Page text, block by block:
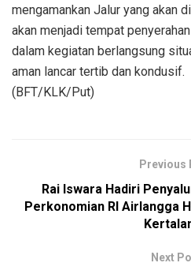
mengamankan Jalur yang akan
akan menjadi tempat
dalam kegiatan berlangsung
aman lancar tertib dan kondusif.
(BFT/KLK/Put)
Previous
Rai Iswara Hadiri
Perkonomian RI Airlangga
Next